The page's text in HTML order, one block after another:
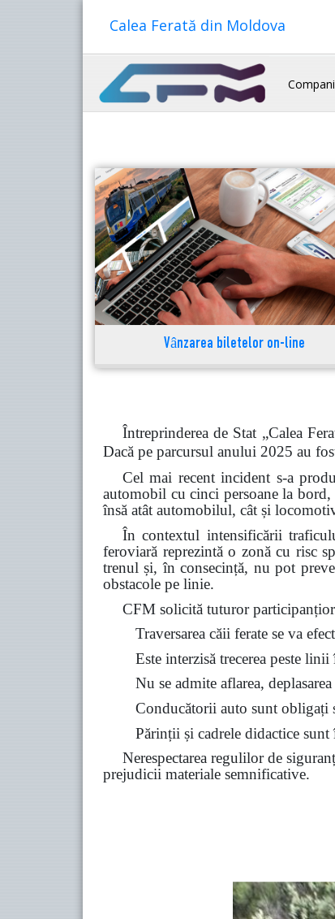
Calea Ferată din Moldova
Vânzarea biletelor on-line
Întreprinderea de Stat „Calea
Dacă pe parcursul anului 2025 au
Cel mai recent incident s-a
automobil cu cinci persoane la
însă atât automobilul, cât și
În contextul intensificării
feroviară reprezintă o zonă cu risc
trenul și, în consecință, nu pot
obstacole pe linie.
CFM solicită tuturor participanțior
Traversarea căii ferate se va
Este interzisă trecerea peste
Nu se admite aflarea,
Conducătorii auto sunt obligați
Părinții și cadrele didactice
Nerespectarea regulilor de
prejudicii materiale semnificative.